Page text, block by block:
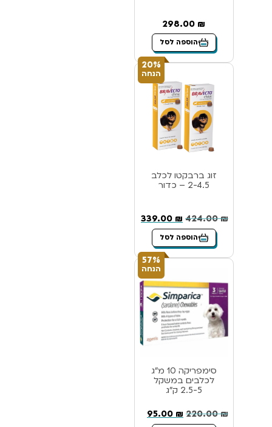
298.00 ₪
הוספה לסל
20%
הנחה
זוג ברבקטו לכלב
2-4.5 – כדור
424.00₪
339.00 ₪
הוספה לסל
57%
הנחה
סימפריקה 10 מ”ג
לכלבים במשקל
2.5-5 ק”ג
220.00₪
95.00 ₪